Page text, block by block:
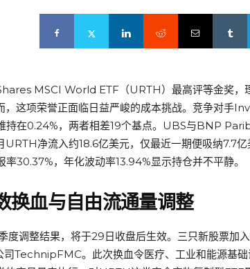
MSCI World ETF（URTH）最高评等金奖
，这项荣誉正面临日益严峻的成本挑战。竞争对手
在0.24%，两者相差19个基点。UBS与BNP
URTH净流入约18.6亿美元，仅最近一期便吸纳7.7
30.37%，年化波动率13.94%显示持仓并不平静。
换血与自由流通量调整
度调整结果，将于29日收盘后生效。三只新股票
TechnipFMC。此次换血令医疗、工业和能源基